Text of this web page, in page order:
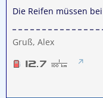
Die Reifen müssen
Gruß, Alex